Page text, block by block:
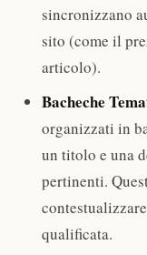
sincronizzano
sito (come il
articolo).
Bacheche
organizzati in
un titolo e una
pertinenti.
qualificata.